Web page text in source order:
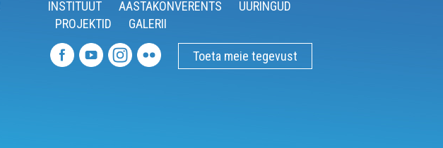
INSTITUUT AASTAKONVERENTS
UURINGUD
PROJEKTID
GALERII
Toeta meie tegevust